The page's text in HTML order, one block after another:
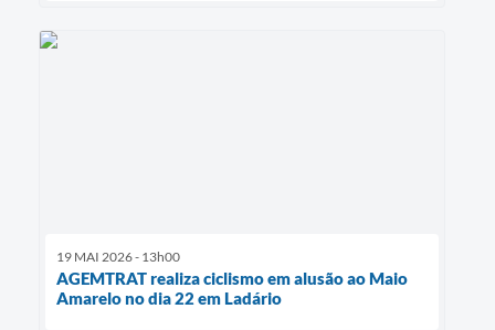
19 MAI 2026 - 13h00
AGEMTRAT realiza ciclismo em alusão ao Maio
Amarelo no dia 22 em Ladário